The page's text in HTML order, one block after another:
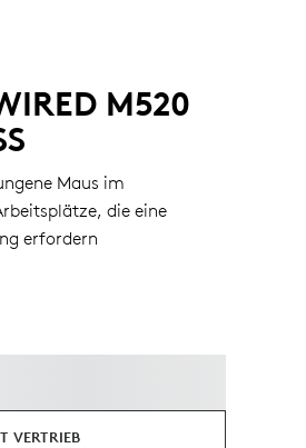
M520
Maus im
die eine
erfordern
VERTRIEB